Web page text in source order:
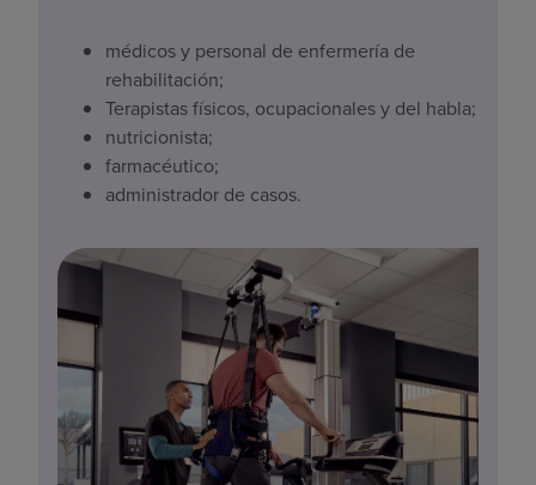
médicos y personal de enfermería de
rehabilitación;
Terapistas físicos, ocupacionales y del habla;
nutricionista;
farmacéutico;
administrador de casos.